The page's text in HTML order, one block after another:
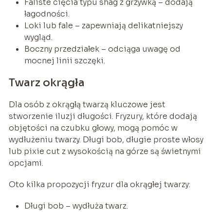
Faliste cięcia typu shag z grzywką – dodają
łagodności.
Loki lub fale – zapewniają delikatniejszy
wygląd.
Boczny przedziałek – odciąga uwagę od
mocnej linii szczęki.
Twarz okrągła
Dla osób z okrągłą twarzą kluczowe jest
stworzenie iluzji długości. Fryzury, które dodają
objętości na czubku głowy, mogą pomóc w
wydłużeniu twarzy. Długi bob, długie proste włosy
lub pixie cut z wysokością na górze są świetnymi
opcjami.
Oto kilka propozycji fryzur dla okrągłej twarzy:
Długi bob – wydłuża twarz.